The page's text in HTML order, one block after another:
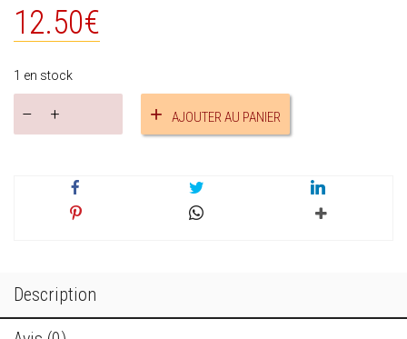
12.50€
1 en stock
Bracelet
AJOUTER AU PANIER
Description